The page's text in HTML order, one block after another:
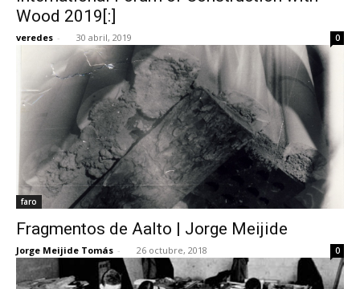
Wood 2019[:]
veredes - 30 abril, 2019 0
faro
Fragmentos de Aalto | Jorge Meijide
Jorge Meijide Tomás - 26 octubre, 2018 0